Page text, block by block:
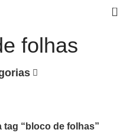
0
folhas
tag “bloco de folhas”